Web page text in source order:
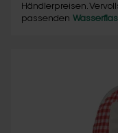
Händlerpreisen.
passenden